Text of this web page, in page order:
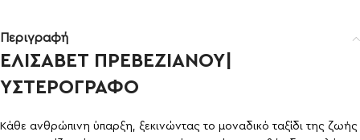
Περιγραφή
ΕΛΙΣΑΒΕΤ ΠΡΕΒΕΖΙΑΝΟΥ|
ΥΣΤΕΡΟΓΡΑΦΟ
Κάθε ανθρώπινη ύπαρξη, ξεκινώντας το μοναδικό ταξίδι της ζωής